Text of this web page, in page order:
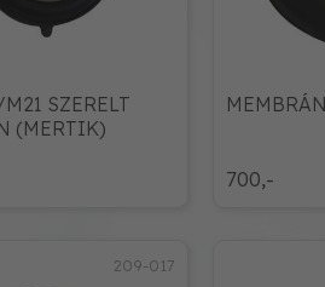
SZERELT
(MERTIK)
700,-
209-017